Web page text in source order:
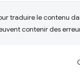
traduire le contenu
contenir des